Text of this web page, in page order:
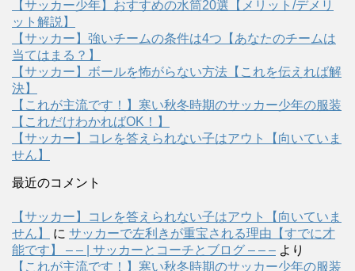
【サッカー少年】おすすめの水筒20選【メリット/デメリ
ット解説】
【サッカー】強いチームの条件は4つ【あなたのチームは
当てはまる？】
【サッカー】ボールを怖がらない方法【これを伝えれば解
決】
【これが主流です！】寒い秋冬時期のサッカー少年の服装
【これだけわかればOK！】
【サッカー】コレを答えられない子はアウト【向いていま
せん】
最近のコメント
【サッカー】コレを答えられない子はアウト【向いていま
せん】
に サッカーで左利きが重宝される理由【すでに才
能です】 – – | サッカーとコーチとブログ – – – より
【これが主流です！】寒い秋冬時期のサッカー少年の服装